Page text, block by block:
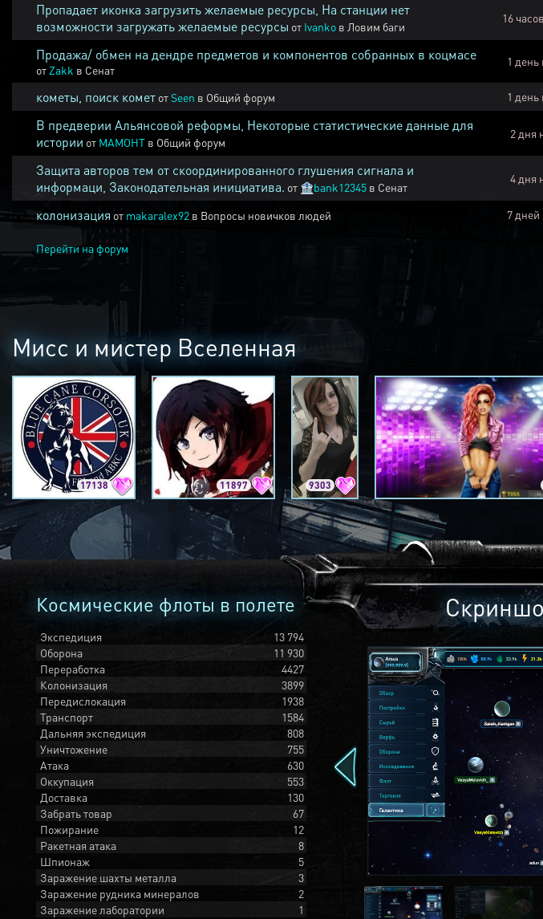
Пропадает иконка загрузить желаемые ресурсы, На станции нет
возможности загружать желаемые ресурсы от Ivanko в Ловим баги
16
Продажа/ обмен на дендре предметов и компонентов собранных в коцмасе
от Zakk в Сенат
1 день
кометы, поиск комет отSeen в Общий форум 1 день
В предверии Альянсовой реформы, Некоторые статистические данные для
истории от MAMOHT в Общий форум
2 дня
Защита авторов тем от скоординированного глушения сигнала и
информаци, Законодательная инициатива. от 🏦bank12345 в Сенат
4 дня
колонизация от makaralex92 в Вопросы новичков людей 7 дней
Перейти на форум
Мисс и мистер Вселенная
17138 11897 9303
Космические флоты в полете
Экспедиция
13 794
Оборона
11 930
Переработка
4427
Колонизация
3899
Передислокация
1938
Транспорт
1584
Дальняя экспедиция
808
Уничтожение
755
Атака
630
Оккупация
553
Доставка
130
Забрать товар
67
Пожирание
12
Ракетная атака
8
Шпионаж
5
Заражение шахты металла
3
Заражение рудника минералов
2
Заражение лаборатории
1